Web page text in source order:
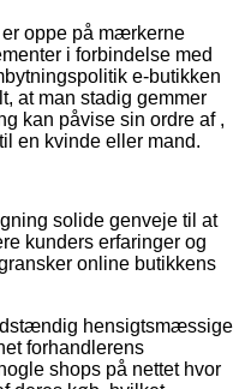
oppe på mærkerne
i forbindelse med
e-butikken
at man stadig gemmer
kan påvise sin ordre af ,
en kvinde eller mand.
solide genveje til at
kunders erfaringer og
online butikkens
hensigtsmæssige
forhandlerens
shops på nettet hvor